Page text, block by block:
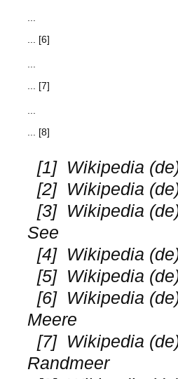
... [6]
... [7]
... [8]
[1] Wikipedia
[2] Wikipedia
[3] Wikipedia
See
[4] Wikipedia
[5] Wikipedia
[6] Wikipedia
Meere
[7] Wikipedia
Randmeer